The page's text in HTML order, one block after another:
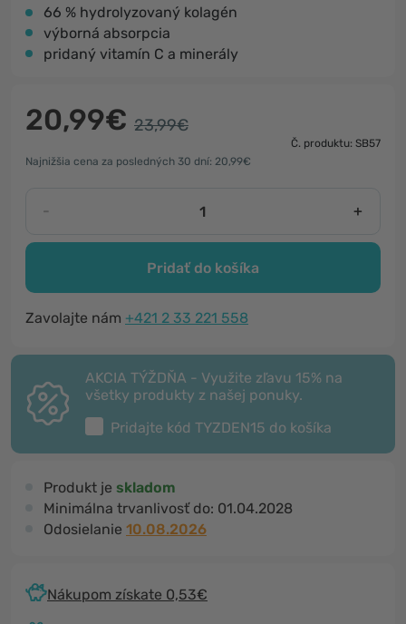
66 % hydrolyzovaný kolagén
výborná absorpcia
pridaný vitamín C a minerály
20,99€ 23,99€
Č. produktu: SB57
Najnižšia cena za posledných 30 dní: 20,99€
- +
Pridať do košíka
Zavolajte nám +421 2 33 221 558
AKCIA TÝŽDŇA - Využite zľavu 15% na
všetky produkty z našej ponuky.
Pridajte kód TYZDEN15 do košíka
Produkt je skladom
Minimálna trvanlivosť do: 01.04.2028
Odosielanie 10.08.2026
Nákupom získate 0,53€